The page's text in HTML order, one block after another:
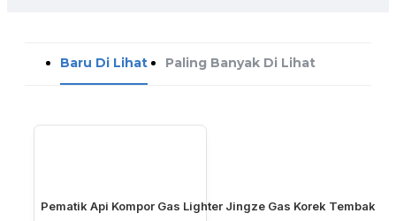
Baru Di Lihat Paling Banyak Di Lihat
Pematik Api Kompor Gas Lighter Jingze Gas Korek Tembak